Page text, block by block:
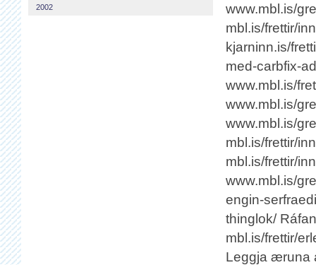
www.mbl.is/
mbl.is/frettir/
kjarninn.is/
med-carbfix-
www.mbl.is/
www.mbl.is/
www.mbl.is/
mbl.is/frettir/
mbl.is/frettir/
www.mbl.is/
engin-
thinglok/
mbl.is/frettir/
Leggja æruna
2002